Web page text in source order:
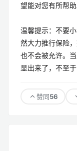
望能对您有所帮助
温馨提示：不要
然大力推行保险
也不会被允许。
显出来了，不至
赞同56